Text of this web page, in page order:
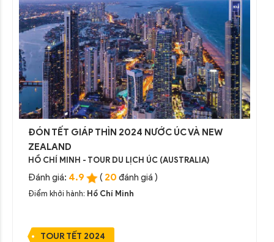
ĐÓN TẾT GIÁP THÌN 2024 NƯỚC ÚC VÀ NEW
ZEALAND
HỒ CHÍ MINH - TOUR DU LỊCH ÚC (AUSTRALIA)
Đánh giá: 4.9 ( 20 đánh giá )
Điểm khởi hành: Hồ Chí Minh
TOUR TẾT 2024